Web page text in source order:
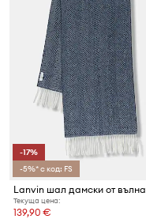
-17%
-5%* с код: FS
Lanvin шал дамски от вълна
Текуща цена:
139,90 €